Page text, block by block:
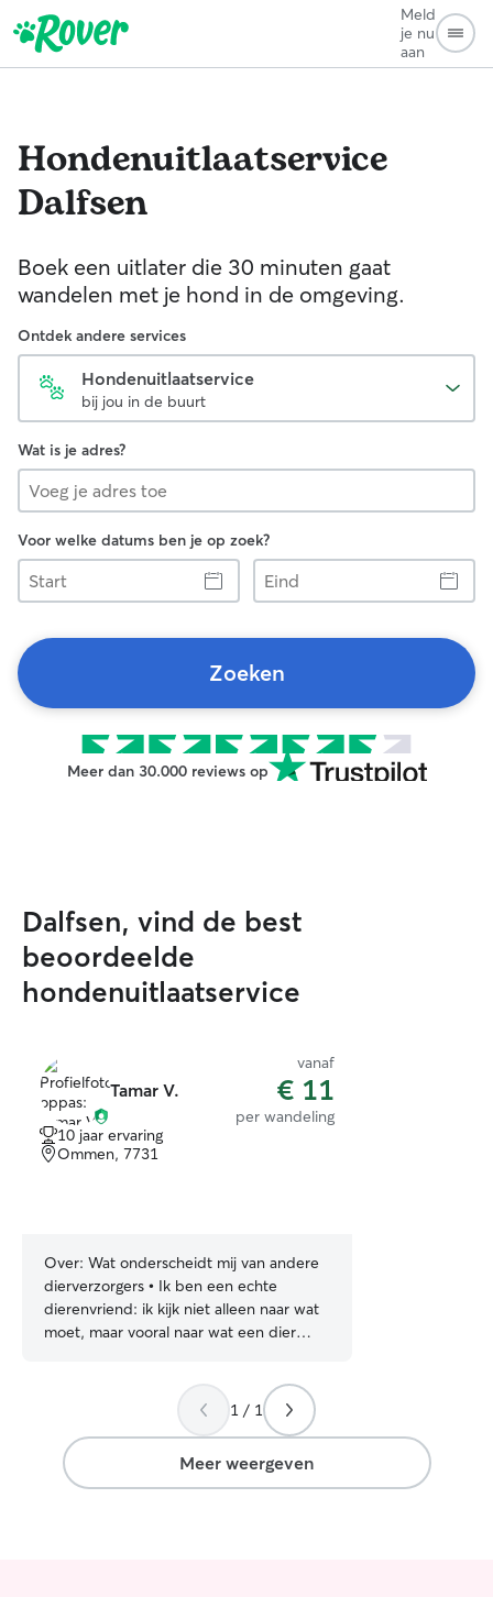
Meld
je nu
aan
Hondenuitlaatservice
Dalfsen
Boek een uitlater die 30 minuten gaat
wandelen met je hond in de omgeving.
Ontdek andere services
Hondenuitlaatservice
bij jou in de buurt
Wat is je adres?
Voor welke datums ben je op zoek?
Start
Eind
Zoeken
Meer dan 30.000 reviews op
Dalfsen, vind de best
beoordeelde
hondenuitlaatservice
Tamar V.
vanaf
€ 11
per wandeling
10 jaar ervaring
Ommen, 7731
Over: Wat onderscheidt mij van andere
dierverzorgers • Ik ben een echte
dierenvriend: ik kijk niet alleen naar wat
moet, maar vooral naar wat een dier
en betrouwbaar, waardoor dieren zich
snel op hun gemak voelen. • Ik verzorg
dieren alsof ze mijn eigen dieren zijn —
met aandacht, geduld en liefde. • Ik heb
1 / 1
Meer weergeven